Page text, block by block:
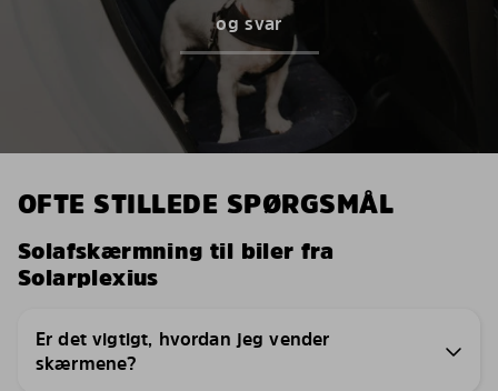
og svar
OFTE STILLEDE SPØRGSMÅL
Solafskærmning til biler fra
Solarplexius
Er det vigtigt, hvordan jeg vender
skærmene?